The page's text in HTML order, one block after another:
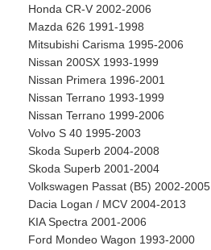
Honda CR-V 2002-2006
Mazda 626 1991-1998
Mitsubishi Carisma 1995-2006
Nissan 200SX 1993-1999
Nissan Primera 1996-2001
Nissan Terrano 1993-1999
Nissan Terrano 1999-2006
Volvo S 40 1995-2003
Skoda Superb 2004-2008
Skoda Superb 2001-2004
Volkswagen Passat (B5) 2002-2005
Dacia Logan / MCV 2004-2013
KIA Spectra 2001-2006
Ford Mondeo Wagon 1993-2000